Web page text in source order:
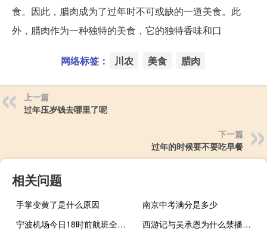
食。因此，腊肉成为了过年时不可或缺的一道美食。此
外，腊肉作为一种独特的美食，它的独特香味和口
网络标签： 川农 美食 腊肉
上一篇
过年压岁钱去哪里了呢
下一篇
过年的时候要不要吃早餐
相关问题
手掌变黄了是什么原因
南京中考满分是多少
宁波机场今日18时前航班全部取消
西游记与吴承恩为什么禁播（吴承恩与西游记禁播）